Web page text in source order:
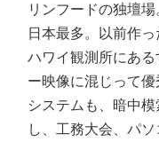
リンフードの独壇
日本最多。以前作
ハワイ観測所にあ
ー映像に混じって
システムも、暗中
し、工務大会、パ